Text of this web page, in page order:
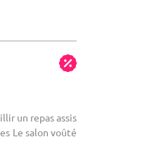
un repas assis
Le salon voûté